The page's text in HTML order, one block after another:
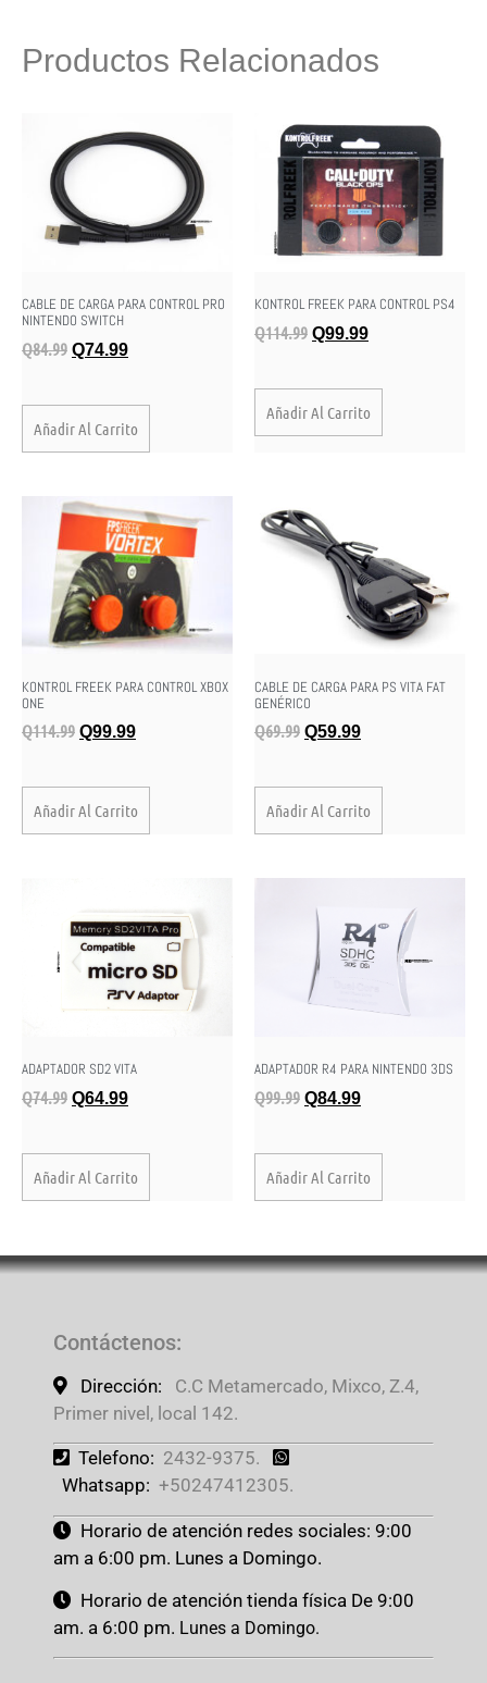
Productos Relacionados
CABLE DE CARGA PARA CONTROL PRO
NINTENDO SWITCH
Q84.99 Q74.99
Añadir Al Carrito
KONTROL FREEK PARA CONTROL PS4
Q114.99 Q99.99
Añadir Al Carrito
KONTROL FREEK PARA CONTROL XBOX
ONE
Q114.99 Q99.99
Añadir Al Carrito
CABLE DE CARGA PARA PS VITA FAT
GENÉRICO
Q69.99 Q59.99
Añadir Al Carrito
ADAPTADOR SD2 VITA
Q74.99 Q64.99
Añadir Al Carrito
ADAPTADOR R4 PARA NINTENDO 3DS
Q99.99 Q84.99
Añadir Al Carrito
Contáctenos:
Dirección:
C.C Metamercado, Mixco, Z.4,
Primer nivel, local 142.
Telefono: 2432-9375.
Whatsapp: +50247412305.
Horario de atención redes sociales: 9:00
am a 6:00 pm. Lunes a Domingo.
Horario de atención tienda física De 9:00
am. a 6:00 pm. Lunes a Domingo.